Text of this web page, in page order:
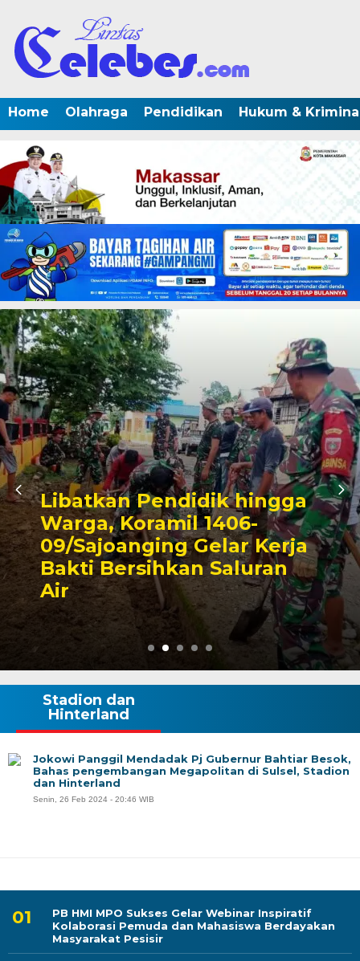
Home Olahraga Pendidikan Hukum &
Triwulan II 2026,
Pendapatan Makassar
Capai 49 Persen, Surplus
Rp130 Miliar
PB HMI MPO Sukses Gelar Webinar Inspiratif
Kolaborasi Pemuda dan Mahasiswa Berdayakan
Masyarakat Pesisir
Stadion dan
Hinterland
Jokowi Panggil Mendadak Pj Gubernur Bahtiar Besok,
Bahas pengembangan Megapolitan di Sulsel, Stadion
dan Hinterland
Senin, 26 Feb 2024 - 20:46 WIB